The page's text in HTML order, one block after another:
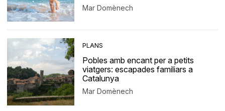
Mar Domènech
PLANS
Pobles amb encant per a petits
viatgers: escapades familiars a
Catalunya
Mar Domènech